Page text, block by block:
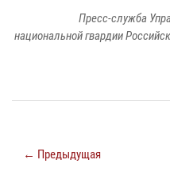
Пресс-служба
национальной гвардии
← Предыдущая